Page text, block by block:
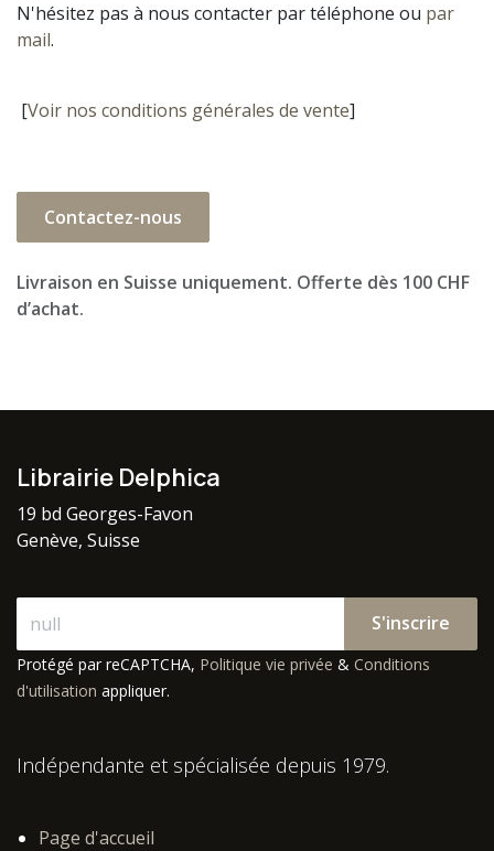
N'hésitez pas à nous contacter par téléphone ou par
mail.
[Voir nos conditions générales de vente]
Contactez-nous
Livraison en Suisse uniquement. Offerte dès 100 CHF
d’achat.
Librairie Delphica
19 bd Georges-Favon
Genève, Suisse
S'inscrire
Protégé par reCAPTCHA, Politique vie privée & Conditions
d'utilisation appliquer.
Indépendante et spécialisée depuis 1979.
Page d'accueil